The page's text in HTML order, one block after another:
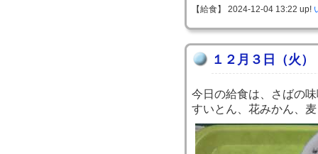
【給食】 2024-12-04 13:22 up!
１２月３日（火）
今日の給食は、さばの
すいとん、花みかん、